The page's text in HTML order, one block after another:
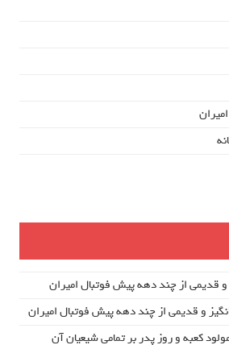
و قدیمی از چند دهه پیش فوتبال امیران
و قدیمی از چند دهه پیش فوتبال امیران
کعبه و روز پدر بر تمامی شیعیان آن